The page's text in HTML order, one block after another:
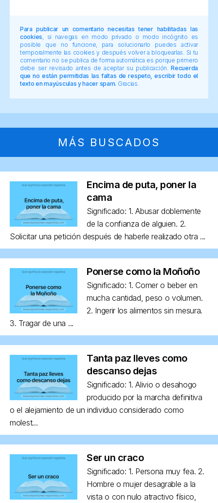
Para publicar un comentario necesitas tener habilitadas las
cookies , si navegas en modo privado o modo incógnito es
posible que no funcione, para solucionarlo puedes activar
temporalmente las cookies y después volver a bloquearlas. Si tu
comentario no se publica de forma automática es porque primero
debe ser revisado antes de aceptar su publicación.Recuerda
que no están permitidas las faltas de respeto, escribir todo el
texto en mayúsculas y hacer spam. Gracias.
MÁS BUSCADOS
Encima de puta, poner la
cama
Significado: 1. Abusar doblemente
de la confianza de alguien. 2.
Solicitar una petición después de haberle realizado otra ...
Ponerse como la Moñoño
Significado: 1. Comer o beber en
mucha cantidad, peso o volumen.
2. Ingerir los alimentos sin mesura.
3. Tragar de una ...
Tanta paz lleves como
descanso dejas
Significado: 1. Alivio o desahogo
producido por la marcha definitiva
o el alejamiento de un individuo considerado como
molest...
Ser un craco
Significado: 1. Persona muy fea. 2.
Hombre o mujer desagrable a la
vista o con nulo atractivo físico,